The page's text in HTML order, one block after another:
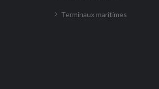
Terminaux maritimes